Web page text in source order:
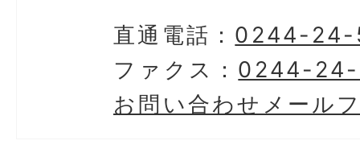
直通電話： 0244-24-
ファクス： 0244-
お問い合わせメール